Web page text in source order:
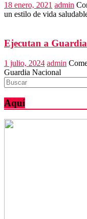
18 enero, 2021 admin
un estilo de vida
Ejecutan a
1 julio, 2024 admin
Guardia Nacional
Aquí